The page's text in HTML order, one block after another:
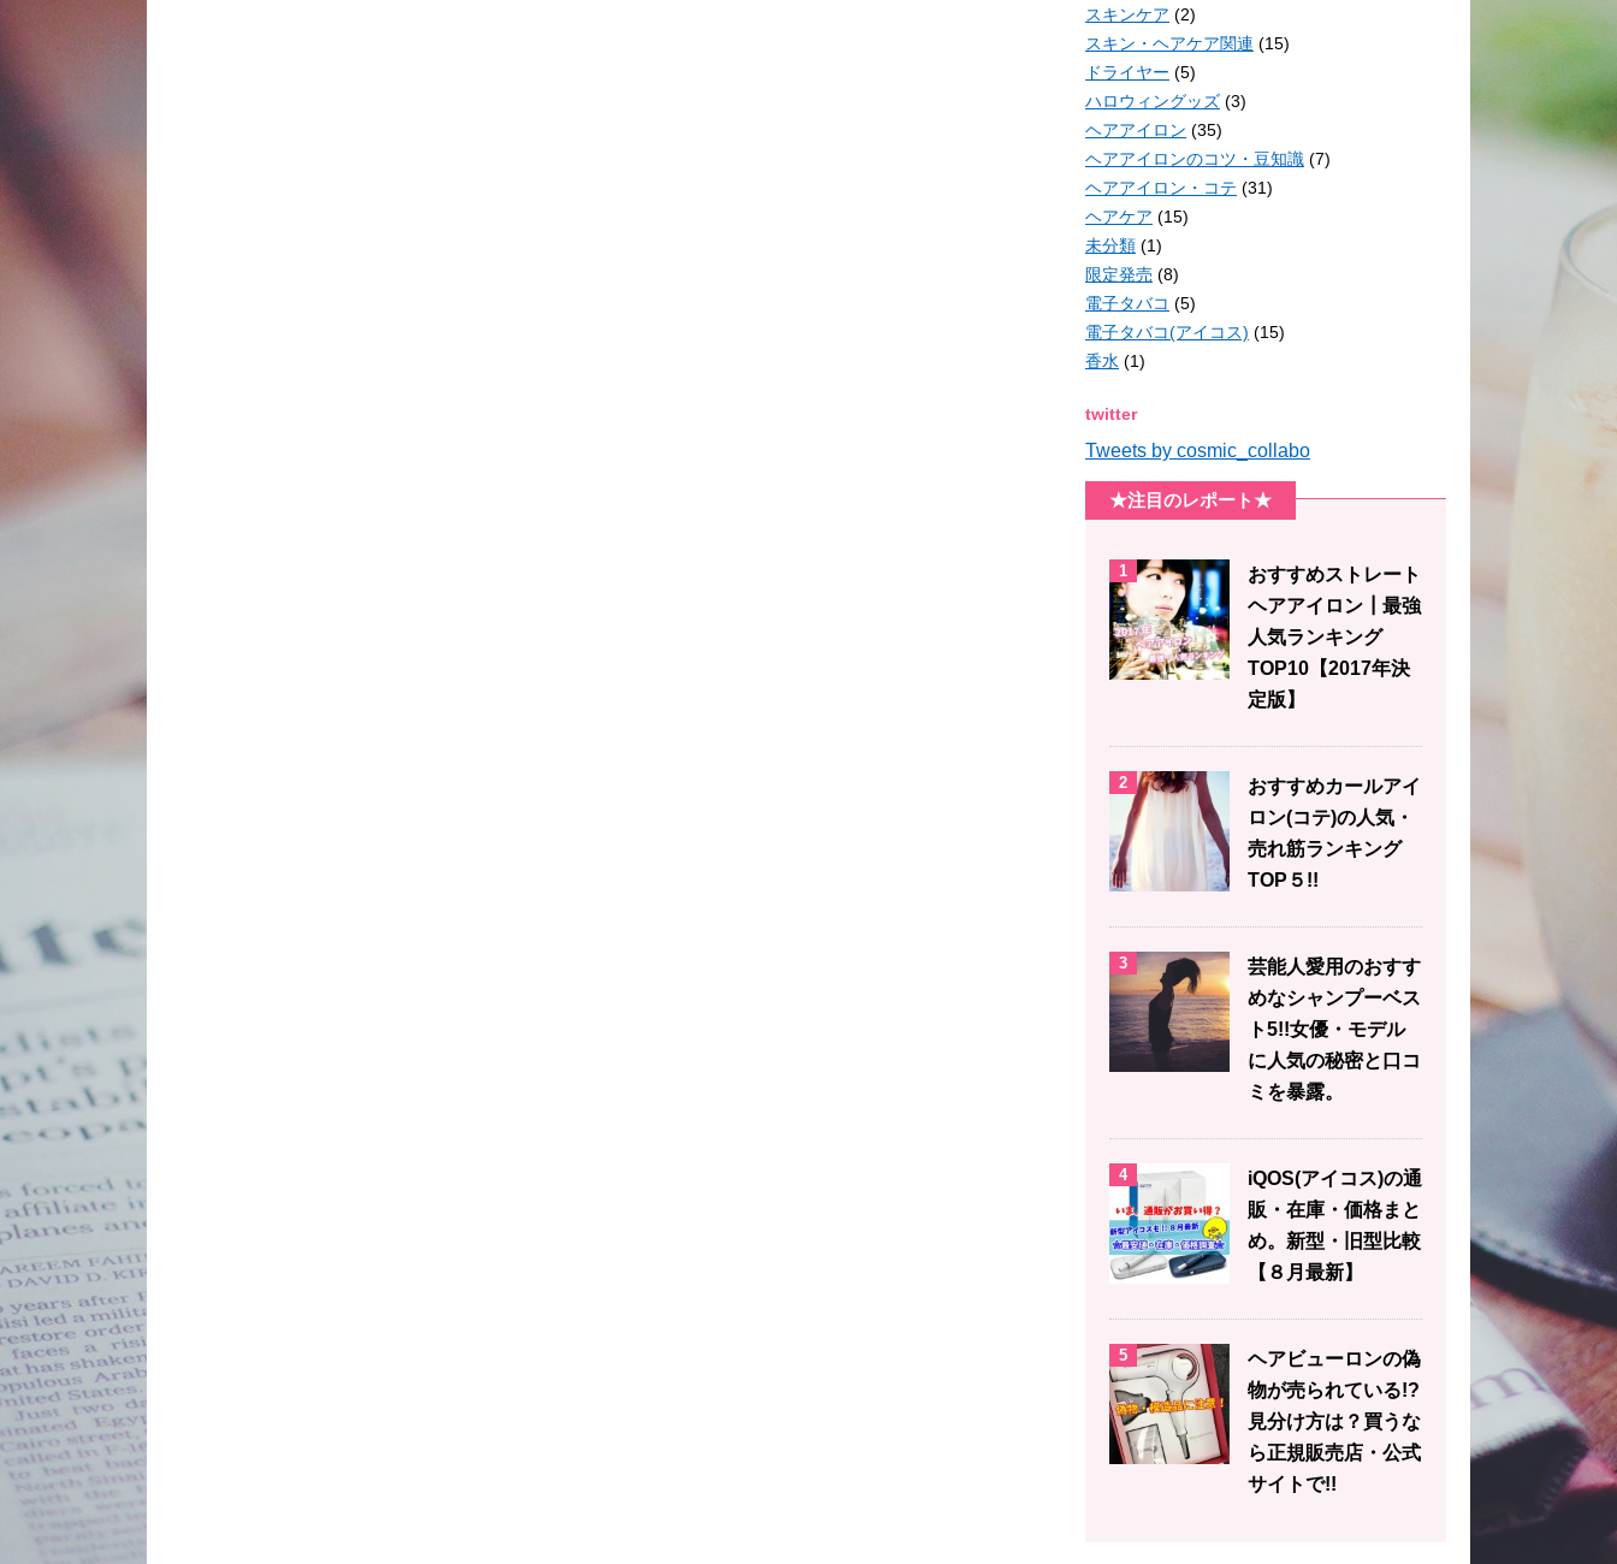
スキンケア (2)
スキン・ヘアケア関連 (15)
ドライヤー (5)
ハロウィングッズ (3)
ヘアアイロン (35)
ヘアアイロンのコツ・豆知識 (7)
ヘアアイロン・コテ (31)
ヘアケア (15)
未分類 (1)
限定発売 (8)
電子タバコ (5)
電子タバコ(アイコス) (15)
香水 (1)
twitter
Tweets by cosmic_collabo
★注目のレポート★
1
おすすめストレート
ヘアアイロン┃最強
人気ランキング
TOP10【2017年決
定版】
2
おすすめカールアイ
ロン(コテ)の人気・
売れ筋ランキング
TOP５!!
3
芸能人愛用のおすす
めなシャンプーベス
ト5!!女優・モデル
に人気の秘密と口コ
ミを暴露。
4
iQOS(アイコス)の通
販・在庫・価格まと
め。新型・旧型比較
【８月最新】
5
ヘアビューロンの偽
物が売られている!?
見分け方は？買うな
ら正規販売店・公式
サイトで!!